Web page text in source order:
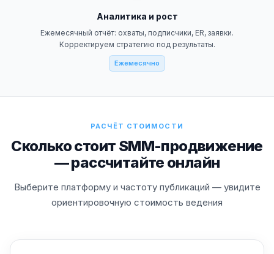
Аналитика и рост
Ежемесячный отчёт: охваты, подписчики, ER, заявки.
Корректируем стратегию под результаты.
Ежемесячно
РАСЧЁТ СТОИМОСТИ
Сколько стоит SMM-продвижение
— рассчитайте онлайн
Выберите платформу и частоту публикаций — увидите
ориентировочную стоимость ведения